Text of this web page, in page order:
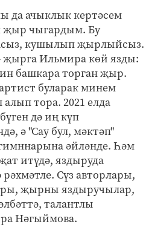
ачыклык кертәсем
җыр чыгардым. Бу
кушылып җырлыйсыз.
җырга Ильмира көй язды:
башкара торган җыр.
буларак минем
тора. 2021 елда
дә иң күп
ә "Сау бул, мәктәп"
әйләнде. Һәм
итүдә, яздыруда
Сүз авторлары,
җырны яздыручылар,
талантлы
Нәгыймова.